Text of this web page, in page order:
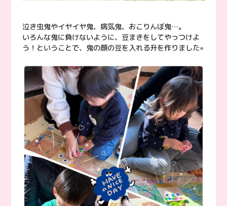
泣き虫鬼やイヤイヤ鬼、病気鬼、おこりんぼ鬼…。
いろんな鬼に負けないように、豆まきをしてやっつけよ
う！ということで、鬼の顔の豆を入れる升を作りました⭐︎